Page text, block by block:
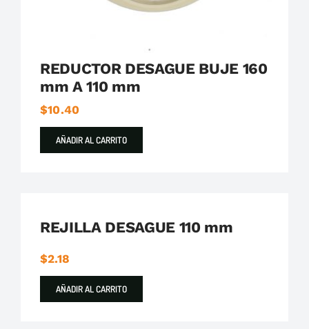
REDUCTOR DESAGUE BUJE 160
mm A 110 mm
$10.40
AÑADIR AL CARRITO
REJILLA DESAGUE 110 mm
$2.18
AÑADIR AL CARRITO